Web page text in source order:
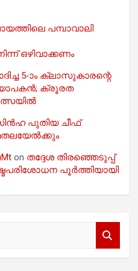
പമ്പാവാലി
ഒഴിവാക്കണം
5-ാം ക്ലാസുകാരന്റെ
ക്രൂരത
പുതിയ ചീഫ്
on തദ്ദേശ തിരഞ്ഞെടുപ്പ്
പൂർത്തിയായി